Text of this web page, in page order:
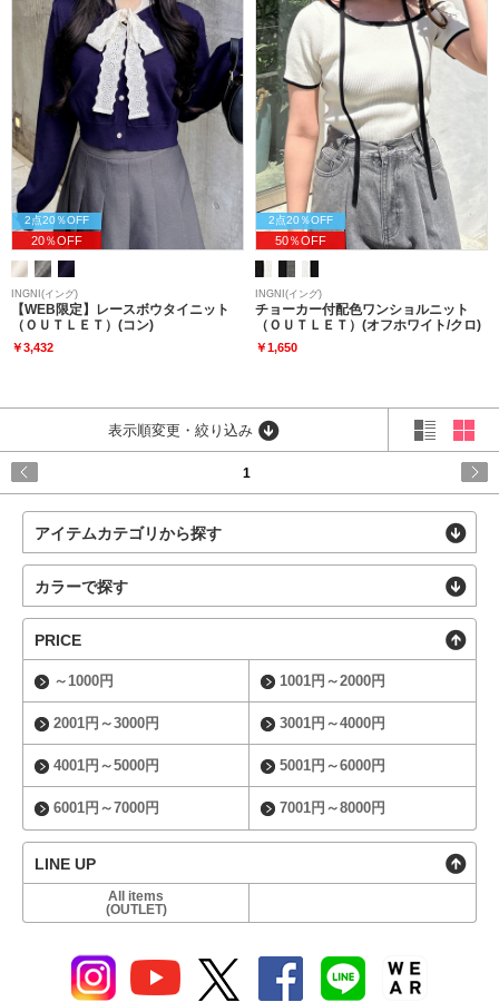
2点20％OFF
20％OFF
INGNI(イング)
【WEB限定】レースボウタイニット
（ＯＵＴＬＥＴ）(コン)
￥3,432
2点20％OFF
50％OFF
INGNI(イング)
チョーカー付配色ワンショルニット
（ＯＵＴＬＥＴ）(オフホワイト/クロ)
￥1,650
表示順変更・絞り込み
1
アイテムカテゴリから探す
カラーで探す
PRICE
～1000円 1001円～2000円
2001円～3000円 3001円～4000円
4001円～5000円 5001円～6000円
6001円～7000円 7001円～8000円
LINE UP
All items
(OUTLET)